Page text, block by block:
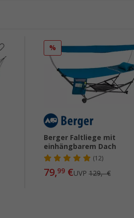
%
Berger Faltliege mit
einhängbarem Dach
(12)
79,99€UVP 129,- €